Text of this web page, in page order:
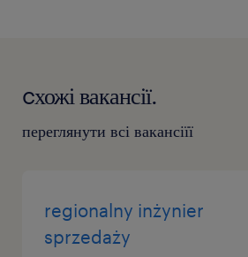
cхожі вакансії.
переглянути всі вакансіїї
regionalny inżynier
sprzedaży